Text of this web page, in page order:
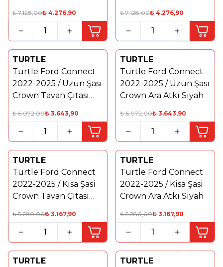
₺7.128,00₺ 4.276,90 ₺7.128,00₺ 4.276,90
Yeni
TURTLE
Turtle Ford Connect
2022-2025 / Uzun Şasi
Crown Tavan Çıtası
₺6.072,00₺ 3.643,90
%40
TURTLE
Turtle Ford Connect
2022-2025 / Uzun Şasi
Crown Ara Atkı Siyah
₺6.072,00₺ 3.643,90
Yeni
TURTLE
Turtle Ford Connect
2022-2025 / Kisa Şasi
Crown Tavan Çıtası
₺5.280,00₺ 3.167,90
%40
TURTLE
Turtle Ford Connect
2022-2025 / Kisa Şasi
Crown Ara Atkı Siyah
₺5.280,00₺ 3.167,90
Yeni
TURTLE
%40
TURTLE